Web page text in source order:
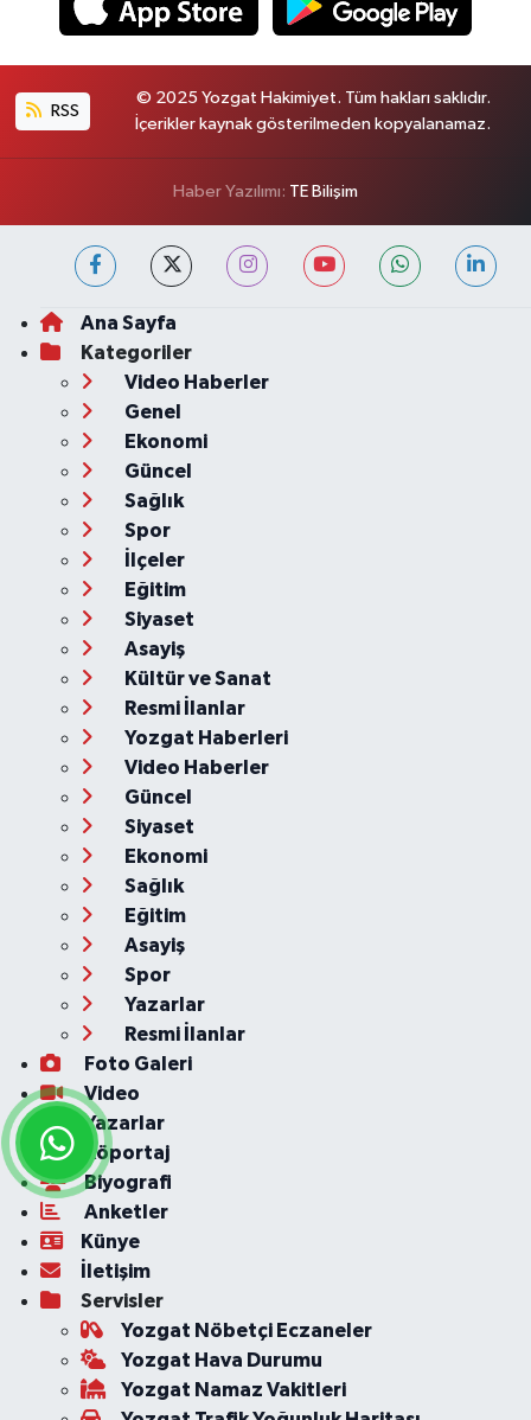
RSS
© 2025 Yozgat Hakimiyet. Tüm hakları saklıdır.
İçerikler kaynak gösterilmeden kopyalanamaz.
Haber Yazılımı: TE Bilişim
Ana Sayfa
Kategoriler
Video Haberler
Genel
Ekonomi
Güncel
Sağlık
Spor
İlçeler
Eğitim
Siyaset
Asayiş
Kültür ve Sanat
Resmi İlanlar
Yozgat Haberleri
Video Haberler
Güncel
Siyaset
Ekonomi
Sağlık
Eğitim
Asayiş
Spor
Yazarlar
Resmi İlanlar
Foto Galeri
Video
Yazarlar
Röportaj
Biyografi
Anketler
Künye
İletişim
Servisler
Yozgat Nöbetçi Eczaneler
Yozgat Hava Durumu
Yozgat Namaz Vakitleri